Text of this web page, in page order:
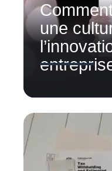
une